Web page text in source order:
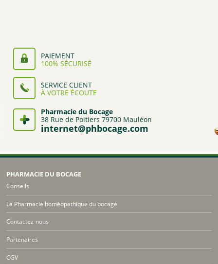
PAIEMENT
100% SÉCURISÉ
SERVICE CLIENT
À VOTRE ÉCOUTE
Pharmacie du Bocage
38 Rue de Poitiers 79700 Mauléon
internet@phbocage.com
PHARMACIE DU BOCAGE
Conseils
La Pharmacie homéopathique du bocage
Contactez-nous
Partenaires
CGV